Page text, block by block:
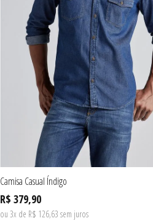
Camisa Casual Índigo
R$ 379,90
ou 3x de R$ 126,63 sem juros